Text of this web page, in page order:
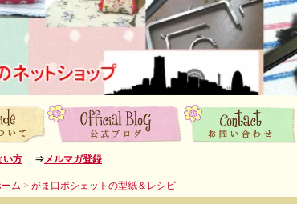
い方 ⇒メルマガ登録
ム > がま口ポシェットの型紙＆レシピ